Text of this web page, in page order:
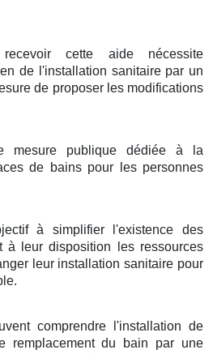
cette aide nécessite
de l'installation sanitaire par un
de proposer les modifications
mesure publique dédiée à la
de bains pour les personnes
à simplifier l'existence des
à leur disposition les ressources
leur installation sanitaire pour
comprendre l'installation de
remplacement du bain par une